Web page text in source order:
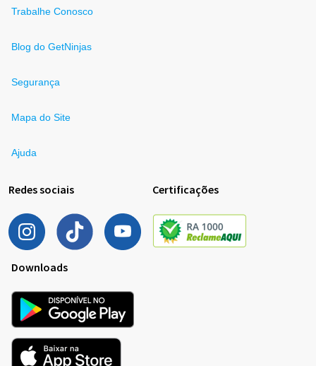
Trabalhe Conosco
Blog do GetNinjas
Segurança
Mapa do Site
Ajuda
Redes sociais Certificações
Downloads